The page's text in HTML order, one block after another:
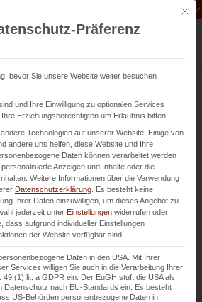
in Worms –
Hilfe bei
seit 1982
wir für Sie in Worms und im
Raum in der professionellen
uns
Mit
Präferenz
bevor Sie unsere Website weiter besuchen
und Ihre Einwilligung zu optionalen Services
Erziehungsberechtigten um Erlaubnis bitten.
Technologien auf unserer Website. Einige von
andere uns helfen, diese Website und Ihre
Daten können verarbeitet werden
Anzeigen und Inhalte oder die
Weitere Informationen über die Verwendung
Datenschutzerklärung Es besteht keine
Ihrer Daten einzuwilligen, um dieses Angebot zu
jederzeit unter Einstellungen widerrufen oder
dass aufgrund individueller Einstellungen
der Website verfügbar sind.
Daten in den USA. Mit Ihrer
Services willigen Sie auch in die Verarbeitung Ihrer
49 (1) lit. a GDPR ein. Der EuGH stuft die USA als
Datenschutz nach EU-Standards ein. Es besteht
US-Behörden personenbezogene Daten in